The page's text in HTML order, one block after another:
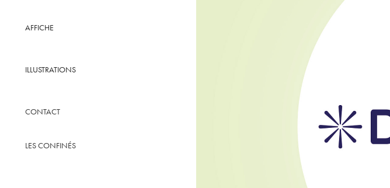
AFFICHE
ILLUSTRATIONS
CONTACT
LES CONFINÉS